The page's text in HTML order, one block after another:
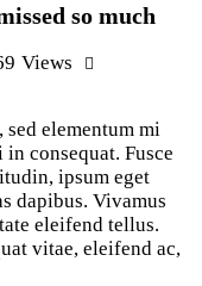
so much
Views
sed elementum mi
consequat. Fusce
ipsum eget
dapibus. Vivamus
eleifend tellus.
vitae, eleifend ac,